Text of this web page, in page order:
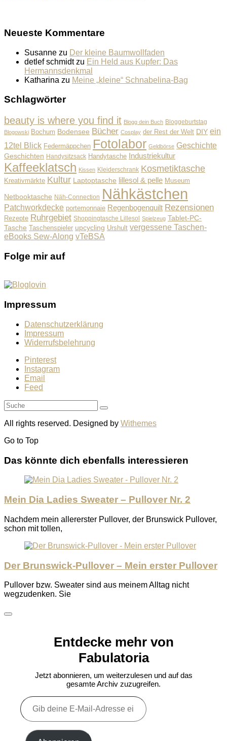
Neueste Kommentare
Susanne zu Der kleine Baumwollfaden
detlef schmidtzu Ein Held aus Kupfer: Das
Hermannsdenkmal
Katharina zu Meine „kleine“ Schnabelina-Bag
Schlagwörter
beauty is where you find it Blogg dein Buch Bloggeburtstag
Blogowski Bochum Bodensee Bücher Cosplay der Rest der Welt DIY ein
12tel Blick Federmäppchen Fotolabor Geldbörse Geschichte
Geschichten Handysitzsack Handytasche Industriekultur
Kaffeeklatsch Kissen Kleiderschrank Kosmetiktasche
Kreativmärkte Kultur Laptoptasche lillesol & pelle Museum
Netbooktasche Näh-Connection Nähkästchen
Patchworkdecke portemonnaie Regenbogenquilt Rezensionen
Rezepte Ruhrgebiet Shoppingtasche Lillesol Spielzeug Tablet-PC-
Tasche Taschenspieler upcycling Urshult vergessene Taschen-
eBooks Sew-Along vTeBSA
Folge mir auf
Impressum
Datenschutzerklärung
Impressum
Widerrufsbelehrung
Pinterest
Instagram
Email
Feed
All rights reserved. Designed by Withemes
Go to Top
Das könnte dich ebenfalls interessieren
Mein Dia Ladies Sweater – Pullover Nr. 2
Nachdem mein allererster Pullover, der Brunswick Pullover,
schon mit tollen,
Der Brunswick-Pullover – Mein erster Pullover
Pullover bzw. Sweater sind aus meinem Alltag nicht
wegzudenken. Sie
Entdecke mehr von
Fabulatoria
Jetzt abonnieren, um weiterzulesen und auf das
gesamte Archiv zuzugreifen.
Gib
deine
E-
Adresse